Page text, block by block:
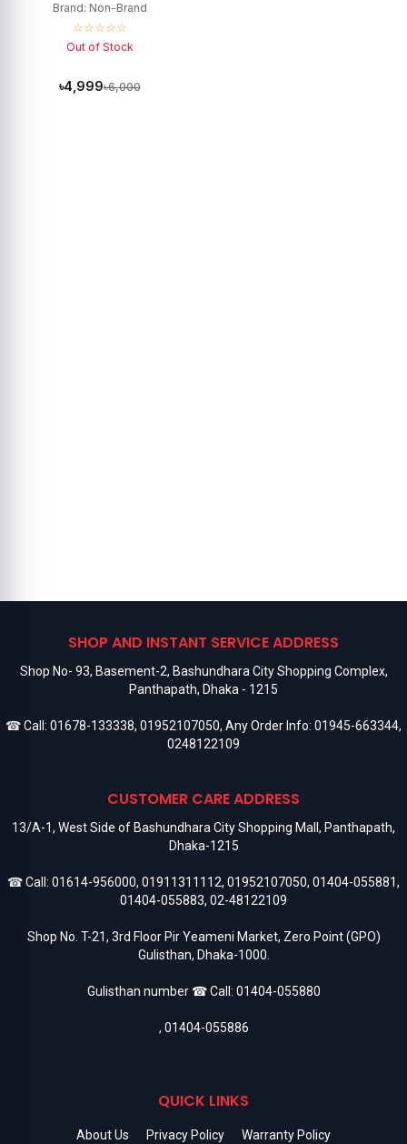
Brand: Non-Brand
☆☆☆☆☆
Out of Stock
৳4,999৳6,000
SHOP AND INSTANT SERVICE ADDRESS
Shop No- 93, Basement-2, Bashundhara City Shopping Complex,
Panthapath, Dhaka - 1215
☎ Call: 01678-133338, 01952107050, Any Order Info: 01945-663344,
0248122109
CUSTOMER CARE ADDRESS
13/A-1, West Side of Bashundhara City Shopping Mall, Panthapath,
Dhaka-1215
☎ Call: 01614-956000, 01911311112, 01952107050, 01404-055881,
01404-055883, 02-48122109
Shop No. T-21, 3rd Floor Pir Yeameni Market, Zero Point (GPO)
Gulisthan, Dhaka-1000.
Gulisthan number ☎ Call: 01404-055880
, 01404-055886
QUICK LINKS
About Us Privacy Policy
Warranty Policy